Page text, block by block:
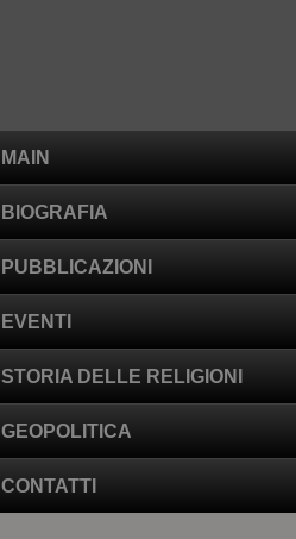
MAIN
BIOGRAFIA
PUBBLICAZIONI
EVENTI
STORIA DELLE RELIGIONI
GEOPOLITICA
CONTATTI